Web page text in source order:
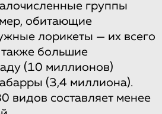
группы
обитающие
лорикеты — их всего
большие
(10 миллионов)
(3,4 миллиона).
видов составляет менее